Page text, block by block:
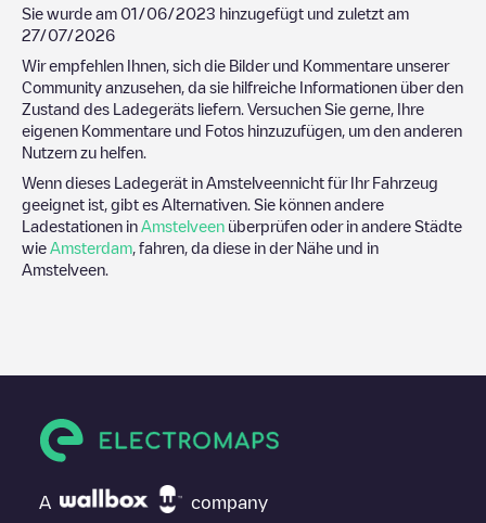
Sie wurde am 01/06/2023 hinzugefügt und zuletzt am
27/07/2026
Wir empfehlen Ihnen, sich die Bilder und Kommentare unserer
Community anzusehen, da sie hilfreiche Informationen über den
Zustand des Ladegeräts liefern. Versuchen Sie gerne, Ihre
eigenen Kommentare und Fotos hinzuzufügen, um den anderen
Nutzern zu helfen.
Wenn dieses Ladegerät in Amstelveennicht für Ihr Fahrzeug
geeignet ist, gibt es Alternativen. Sie können andere
Ladestationen in Amstelveen überprüfen oder in andere Städte
wie Amsterdam , fahren, da diese in der Nähe und in
Amstelveen
A company